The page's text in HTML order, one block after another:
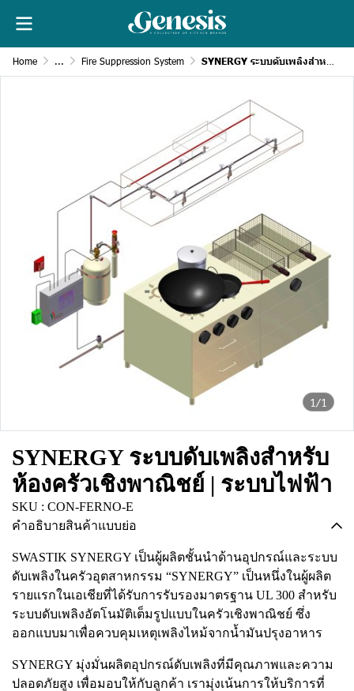
Home ... Fire Suppression System SYNERGY ระบบดับเพลิงสำหรับห้องครัวเชิงพาณิชย์ | ระบบไฟฟ้า
1/1
SYNERGY ระบบดับเพลิงสำหรับ
ห้องครัวเชิงพาณิชย์ | ระบบไฟฟ้า
SKU : CON-FERNO-E
คำอธิบายสินค้าแบบย่อ
SWASTIK SYNERGY เป็นผู้ผลิตชั้นนำด้านอุปกรณ์และระบบ
ดับเพลิงในครัวอุตสาหกรรม “SYNERGY” เป็นหนึ่งในผู้ผลิต
รายแรกในเอเชียที่ได้รับการรับรองมาตรฐาน UL 300 สำหรับ
ระบบดับเพลิงอัตโนมัติเต็มรูปแบบในครัวเชิงพาณิชย์ ซึ่ง
ออกแบบมาเพื่อควบคุมเหตุเพลิงไหม้จากน้ำมันปรุงอาหาร
SYNERGY มุ่งมั่นผลิตอุปกรณ์ดับเพลิงที่มีคุณภาพและความ
ปลอดภัยสูง เพื่อมอบให้กับลูกค้า เรามุ่งเน้นการให้บริการที่